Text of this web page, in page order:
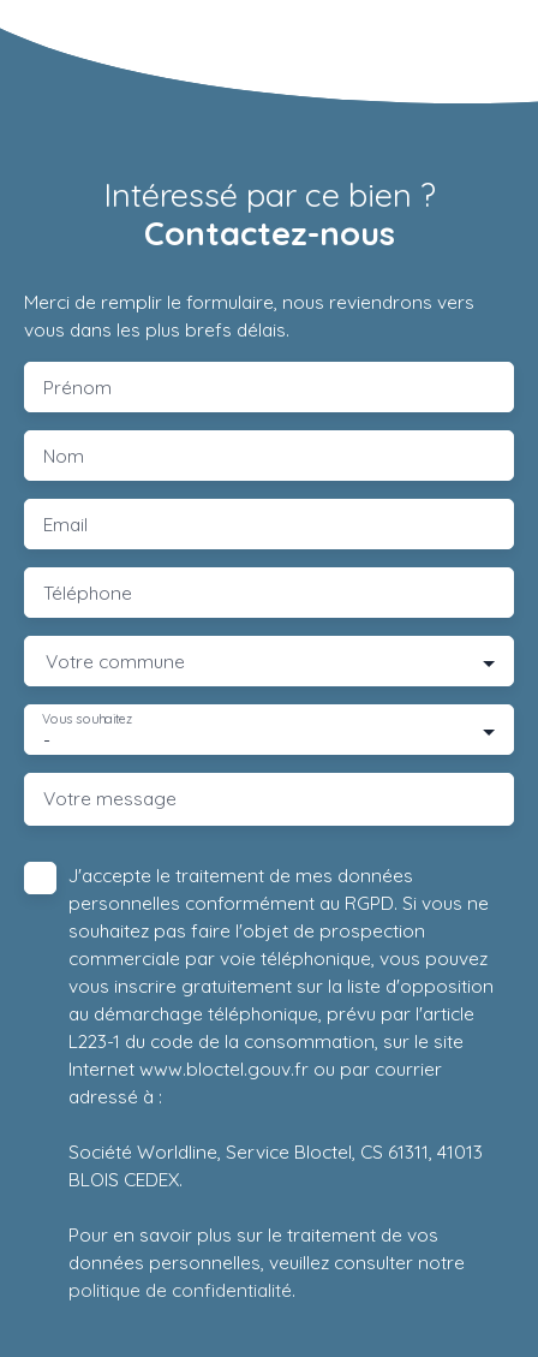
Intéressé par ce bien ?
Contactez-nous
Merci de remplir le formulaire, nous reviendrons vers
vous dans les plus brefs délais.
Prénom
Nom
Email
Téléphone
Votre commune
-
Vous souhaitez
Votre message
J'accepte le traitement de mes données
personnelles conformément au RGPD. Si vous ne
souhaitez pas faire l'objet de prospection
commerciale par voie téléphonique, vous pouvez
vous inscrire gratuitement sur la liste d'opposition
au démarchage téléphonique, prévu par l'article
L223-1 du code de la consommation, sur le site
Internet www.bloctel.gouv.fr ou par courrier
adressé à :
Société Worldline, Service Bloctel, CS 61311, 41013
BLOIS CEDEX.
Pour en savoir plus sur le traitement de vos
données personnelles, veuillez consulter notre
politique de confidentialité.